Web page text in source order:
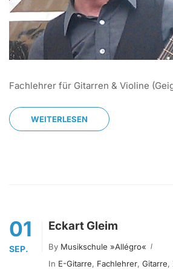
Fachlehrer für Gitarren & Violine
WEITERLESEN
01
SEP.
Eckart Gleim
By Musikschule »allégro«
In E-Gitarre, Fachlehrer, Gitarre,